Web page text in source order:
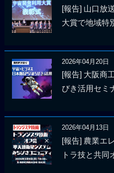
[報告] 山口放
大賞で地域特
2026年04月20日
[報告] 大阪商
びき活用セミ
2026年04月13日
[報告] 農業エ
トラ技と共同